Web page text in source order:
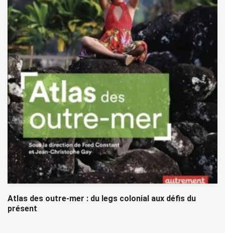
Atlas des outre-mer : du legs colonial aux défis du
présent